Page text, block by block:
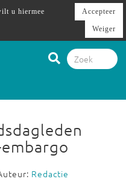
Redactie
u hiermee
Accepteer
Weiger